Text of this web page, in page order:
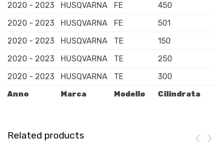
Anno Marca Modello Cilindrata
2020 - 2023
HUSQVARNA FE
450
2020 - 2023
HUSQVARNA FE
501
2020 - 2023
HUSQVARNA TE
150
2020 - 2023
HUSQVARNA TE
250
2020 - 2023
HUSQVARNA TE 300
Related products